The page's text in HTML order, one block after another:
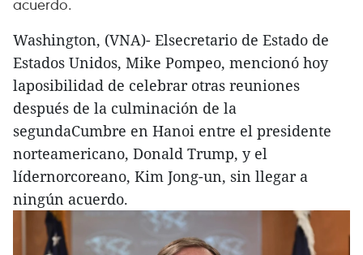
Washington, (VNA)- Elsecretario de Estado de
Estados Unidos, Mike Pompeo, mencionó hoy
laposibilidad de celebrar otras reuniones
después de la culminación de la
segundaCumbre en Hanoi entre el presidente
norteamericano, Donald Trump, y el
lídernorcoreano, Kim Jong-un, sin llegar a
ningún acuerdo.